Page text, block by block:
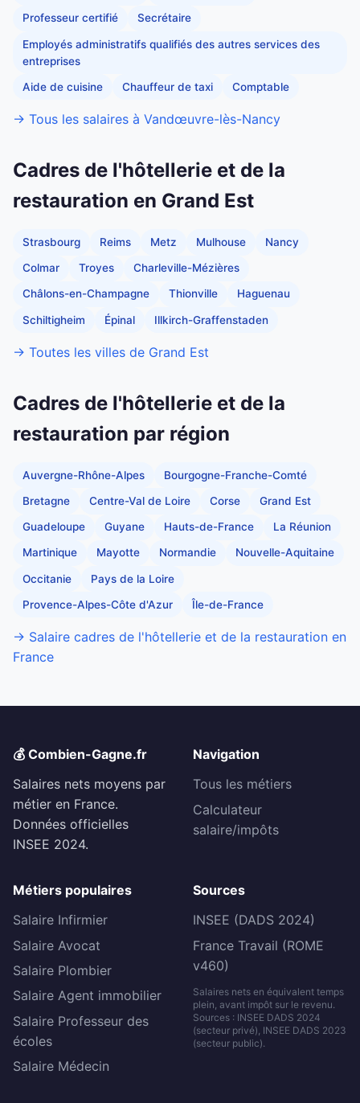
Professeur certifié Secrétaire
Employés administratifs qualifiés des autres services des
entreprises
Aide de cuisine Chauffeur de taxi Comptable
→ Tous les salaires à Vandœuvre-lès-Nancy
Cadres de l'hôtellerie et de la
restauration en Grand Est
Strasbourg Reims Metz Mulhouse Nancy
Colmar Troyes Charleville-Mézières
Châlons-en-Champagne Thionville Haguenau
Schiltigheim Épinal Illkirch-Graffenstaden
→ Toutes les villes de Grand Est
Cadres de l'hôtellerie et de la
restauration par région
Auvergne-Rhône-Alpes Bourgogne-Franche-Comté
Bretagne Centre-Val de Loire Corse Grand Est
Guadeloupe Guyane Hauts-de-France La Réunion
Martinique Mayotte Normandie Nouvelle-Aquitaine
Occitanie Pays de la Loire
Provence-Alpes-Côte d'Azur Île-de-France
→ Salaire cadres de l'hôtellerie et de la restauration en
France
💰 Combien-Gagne.fr
Salaires nets moyens par
métier en France.
Données officielles
INSEE 2024.
Navigation
Tous les métiers
Calculateur
salaire/impôts
Métiers populaires
Salaire Infirmier
Salaire Avocat
Salaire Plombier
Salaire Agent immobilier
Salaire Professeur des
écoles
Salaire Médecin
Sources
INSEE (DADS 2024)
France Travail (ROME
v460)
Salaires nets en équivalent temps
plein, avant impôt sur le revenu.
Sources : INSEE DADS 2024
(secteur privé), INSEE DADS 2023
(secteur public).